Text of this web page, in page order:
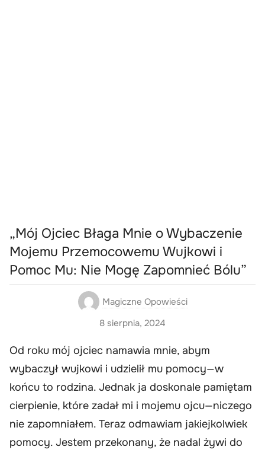
„Mój Ojciec Błaga Mnie o Wybaczenie
Mojemu Przemocowemu Wujkowi i
Pomoc Mu: Nie Mogę Zapomnieć Bólu”
Magiczne Opowieści
8 sierpnia, 2024
Od roku mój ojciec namawia mnie, abym
wybaczył wujkowi i udzielił mu pomocy—w
końcu to rodzina. Jednak ja doskonale pamiętam
cierpienie, które zadał mi i mojemu ojcu—niczego
nie zapomniałem. Teraz odmawiam jakiejkolwiek
pomocy. Jestem przekonany, że nadal żywi do